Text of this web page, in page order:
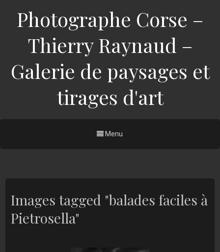
Photographe Corse –
Thierry Raynaud –
Galerie de paysages et
tirages d'art
Menu
Images tagged "balades faciles à
Pietrosella"